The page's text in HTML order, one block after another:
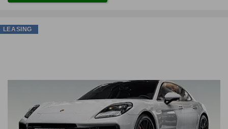
LEASING